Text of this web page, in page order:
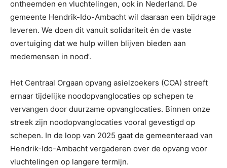
ontheemden en vluchtelingen, ook in Nederland. De
gemeente Hendrik-Ido-Ambacht wil daaraan een bijdrage
leveren. We doen dit vanuit solidariteit én de vaste
overtuiging dat we hulp willen blijven bieden aan
medemensen in nood’.
Het Centraal Orgaan opvang asielzoekers (COA) streeft
ernaar tijdelijke noodopvanglocaties op schepen te
vervangen door duurzame opvanglocaties. Binnen onze
streek zijn noodopvanglocaties vooral gevestigd op
schepen. In de loop van 2025 gaat de gemeenteraad van
Hendrik-Ido-Ambacht vergaderen over de opvang voor
vluchtelingen op langere termijn.